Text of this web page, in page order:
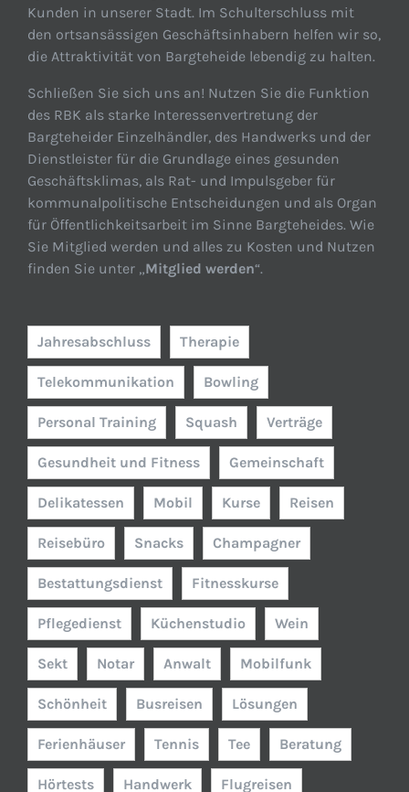
Kunden in unserer Stadt. Im Schulterschluss mit
den ortsansässigen Geschäftsinhabern helfen wir so,
die Attraktivität von Bargteheide lebendig zu halten.
Schließen Sie sich uns an! Nutzen Sie die Funktion
des RBK als starke Interessenvertretung der
Bargteheider Einzelhändler, des Handwerks und der
Dienstleister für die Grundlage eines gesunden
Geschäftsklimas, als Rat- und Impulsgeber für
kommunalpolitische Entscheidungen und als Organ
für Öffentlichkeitsarbeit im Sinne Bargteheides. Wie
Sie Mitglied werden und alles zu Kosten und Nutzen
finden Sie unter „Mitglied werden“.
Jahresabschluss Therapie
Telekommunikation Bowling
Personal Training Squash Verträge
Gesundheit und Fitness Gemeinschaft
Delikatessen Mobil Kurse Reisen
Reisebüro Snacks Champagner
Bestattungsdienst Fitnesskurse
Pflegedienst Küchenstudio Wein
Sekt Notar Anwalt Mobilfunk
Schönheit Busreisen Lösungen
Ferienhäuser Tennis Tee Beratung
Hörtests Handwerk Flugreisen